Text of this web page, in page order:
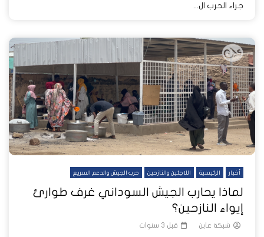
جراء الحرب ال...
أخبار الرئيسية اللاجئين والنازحين حرب الجيش والدعم السريع
لماذا يحارب الجيش السوداني غرف طوارئ
إيواء النازحين؟
شبكة عاين قبل 3 سنوات